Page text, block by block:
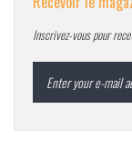
Inscrivez-vous pour